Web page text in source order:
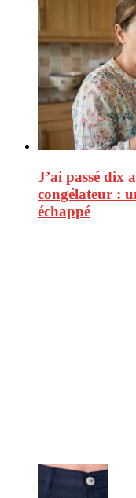
J’ai passé dix
congélateur :
échappé